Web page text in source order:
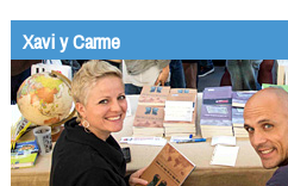
Xavi y Carme